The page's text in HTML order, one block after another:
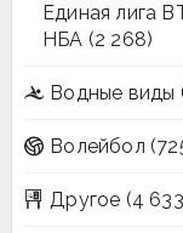
Единая лига
НБА (2 268)
Водные виды
Волейбол
Другое (4